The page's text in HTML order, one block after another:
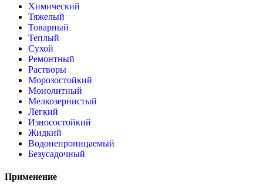
Химический
Тяжелый
Товарный
Теплый
Сухой
Ремонтный
Растворы
Морозостойкий
Монолитный
Мелкозернистый
Легкий
Износостойкий
Жидкий
Водонепроницаемый
Безусадочный
Применение